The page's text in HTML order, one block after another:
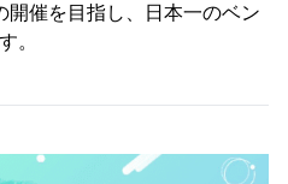
催を目指し、日本一のベン
。